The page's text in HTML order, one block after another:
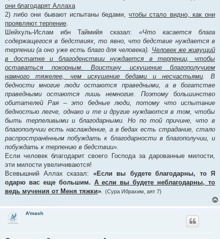
они благодарят Аллаха
2) либо они бывают испытаны бедами,чтобы стало видно, как они
проявляют терпение.
Шейхуль-Ислам ибн Таймийя сказал: «Что касается блага
содержащегося в бедствиях, то явно, что бедствие нуждается в
терпении (а оно уже есть благо для человека). Человек же живущий
в достатке и благоденствии нуждается в терпении, чтобы
оставаться покорным. Воистину искушение благополучием
намного тяжелее, чем искушение бедами и несчастьями. В
бедности многие люди остаются праведными, а в богатстве
праведными остаются лишь немногие. Поэтому большинство
обитателей Рая – это бедные люди, потому что испытание
бедностью легче, однако и те и другие нуждаются в том, чтобы
быть терпеливыми и благодарными. Но по той причине, что в
благополучии есть наслаждение, а в бедах есть страдание, стало
распространённым побуждать к благодарности в благополучии, и
побуждать к терпению в бедствии».
Если человек благодарит своего Господа за дарованные милости,
эти милости увеличиваются!
Всевышний Аллах сказал: «Если вы будете благодарны, то Я
одарю вас еще большим. А если вы будете неблагодарны, то
ведь мучения от Меня тяжки». (Сура Ибрахим, аят 7)
A'mash